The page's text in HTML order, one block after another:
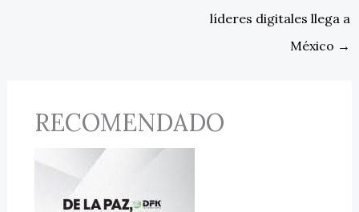
líderes digitales llega a
México →
RECOMENDADO